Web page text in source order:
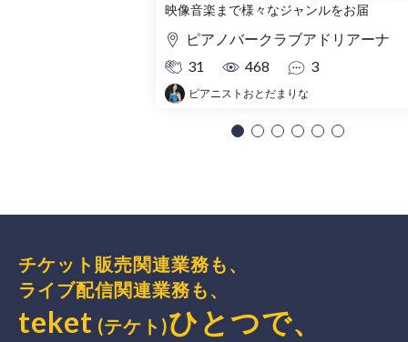
映像音楽まで様々なジャンルをお届
ピアノバークラブアドリアーナ
31
468 3
ピアニストおとだまりな
チケット販売関連業務も、
ライブ配信関連業務も、
teket (テケト)ひとつで、